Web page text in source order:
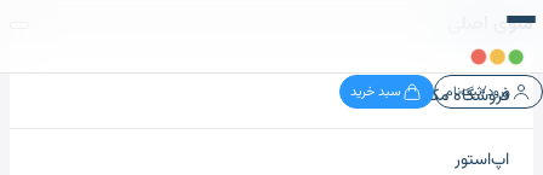
ورود/ثبت‌نام سبد خرید
منوی اصلی
فروشگاه مک نید
اپ‌استور